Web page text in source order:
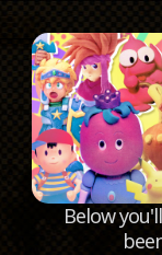
Below